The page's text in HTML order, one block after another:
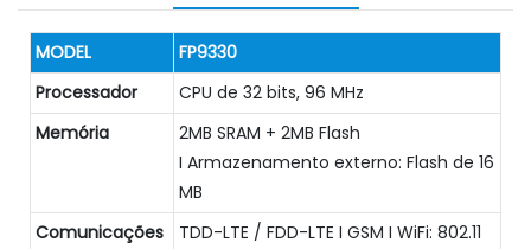
MODEL
FP9330
Processador
CPU de 32 bits, 96 MHz
Memória
2MB SRAM + 2MB Flash
I Armazenamento externo: Flash de 16
MB
Comunicações
TDD-LTE / FDD-LTE I GSM I WiFi: 802.11